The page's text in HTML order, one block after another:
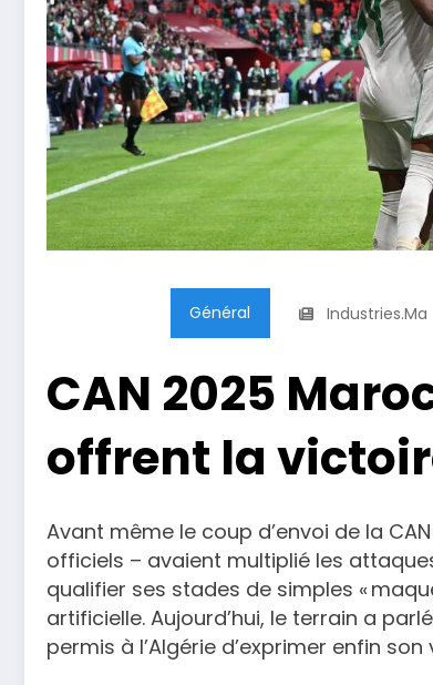
Général Industries.ma
CAN 2025
offrent la
Avant même le coup d’envoi de la
officiels – avaient multiplié les
qualifier ses stades de simples «
artificielle. Aujourd’hui, le terrain a
permis à l’Algérie d’exprimer enfin